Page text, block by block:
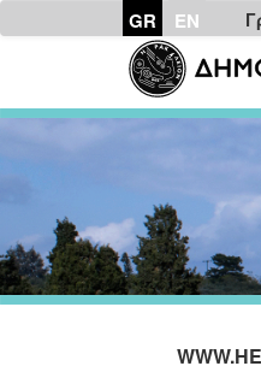
GR EN